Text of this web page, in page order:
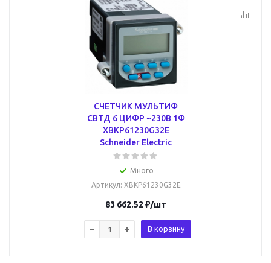
СЧЕТЧИК МУЛЬТИФ
СВТД 6 ЦИФР ~230В 1Ф
XBKP61230G32E
Schneider Electric
Много
Артикул: XBKP61230G32E
83 662.52₽/шт
В корзину